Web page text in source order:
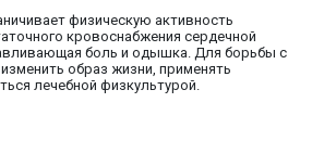
физическую активность
кровоснабжения сердечной
боль и одышка. Для борьбы с
образ жизни, применять
лечебной физкультурой.